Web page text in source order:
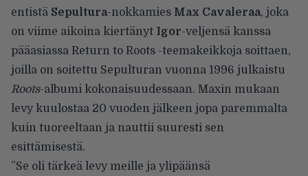
entistä Sepultura-nokkamies Max Cavaleraa, joka
on viime aikoina kiertänyt Igor-veljensä kanssa
pääasiassa Return to Roots -teemakeikkoja soittaen,
joilla on soitettu Sepulturan vuonna 1996 julkaistu
Roots-albumi kokonaisuudessaan. Maxin mukaan
levy kuulostaa 20 vuoden jälkeen jopa paremmalta
kuin tuoreeltaan ja nauttii suuresti sen
esittämisestä.
”Se oli tärkeä levy meille ja ylipäänsä